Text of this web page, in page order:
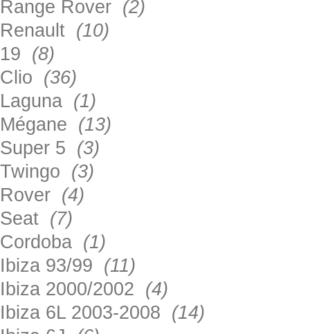
Range Rover (2)
Renault (10)
19 (8)
Clio (36)
Laguna (1)
Mégane (13)
Super 5 (3)
Twingo (3)
Rover (4)
Seat (7)
Cordoba (1)
Ibiza 93/99 (11)
Ibiza 2000/2002 (4)
Ibiza 6L 2003-2008 (14)